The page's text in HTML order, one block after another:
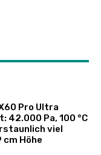
Pro Ultra
42.000 Pa, 100 °C
viel
cm Höhe